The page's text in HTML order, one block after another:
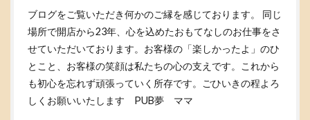
ブログをご覧いただき何かのご縁を感じております。 同じ
場所で開店から23年、心を込めたおもてなしのお仕事をさ
せていただいております。お客様の「楽しかったよ」のひ
とこと、お客様の笑顔は私たちの心の支えです。これから
も初心を忘れず頑張っていく所存です。ごひいきの程よろ
しくお願いいたします PUB夢 ママ